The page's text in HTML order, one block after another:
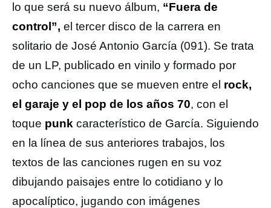
lo que será su nuevo álbum, “Fuera de
control”, el tercer disco de la carrera en
solitario de José Antonio García (091). Se trata
de un LP, publicado en vinilo y formado por
ocho canciones que se mueven entre el rock,
el garaje y el pop de los años 70, con el
toque punk característico de García. Siguiendo
en la línea de sus anteriores trabajos, los
textos de las canciones rugen en su voz
dibujando paisajes entre lo cotidiano y lo
apocalíptico, jugando con imágenes